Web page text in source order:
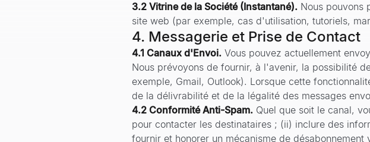
3.2 Vitrine de la Société (Instantané). Nous pouvons
site web (par exemple, cas d'utilisation, tutoriels,
4. Messagerie et Prise de Contact
4.1 Canaux d'Envoi. Vous pouvez actuellement
Nous prévoyons de fournir, à l'avenir, la possibilité
exemple, Gmail, Outlook). Lorsque cette
de la délivrabilité et de la légalité des messages
4.2 Conformité Anti-Spam. Quel que soit le canal,
pour contacter les destinataires ; (ii) inclure des
fournir et honorer un mécanisme de